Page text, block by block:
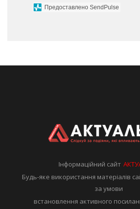
Предоставлено SendPulse
Інформаційний сайт
Будь-яке використання матеріалів
за умови
встановлення активного